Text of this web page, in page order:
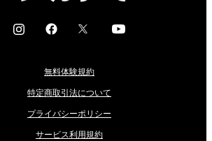
I
a
F
e
b
o
k
X
Y
無料体験規約
特定商取引法について
プライバシーポリシー
サービス利用規約